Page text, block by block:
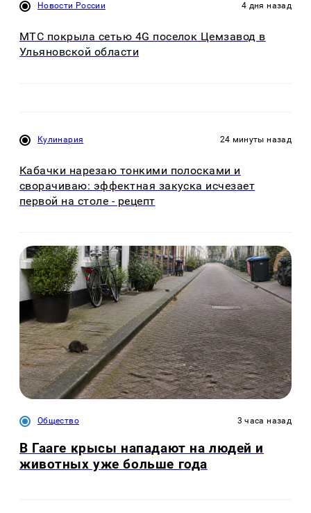
Новости России 4 дня назад
МТС покрыла сетью 4G поселок Цемзавод в
Ульяновской области
Кулинария 24 минуты назад
Кабачки нарезаю тонкими полосками и
сворачиваю: эффектная закуска исчезает
первой на столе - рецепт
Общество 3 часа назад
В Гааге крысы нападают на людей и
животных уже больше года